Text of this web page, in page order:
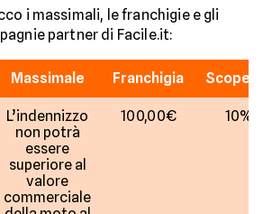
i massimali, le franchigie e gli
partner di Facile.it:
Massimale Franchigia
L’indennizzo
non potrà
essere
superiore al
valore
commerciale
100,00€ 10%